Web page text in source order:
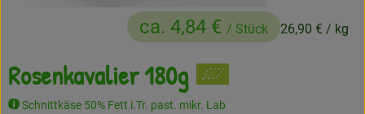
Naturkosmetik
Rosenkavalier 180g
Schnittkäse 50% Fett i.Tr. past. mikr. Lab
ca. 4,84 € / Stück 26,90 € / kg